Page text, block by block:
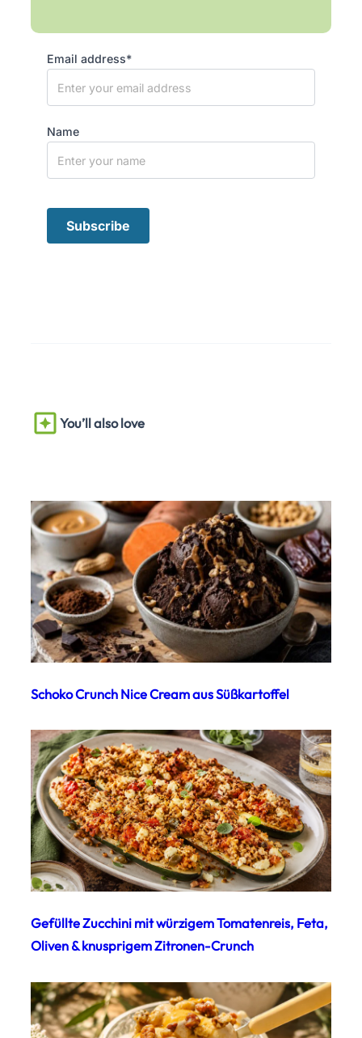
Email address*
Name
You’ll also love
Schoko Crunch Nice Cream aus Süßkartoffel
Gefüllte Zucchini mit würzigem Tomatenreis, Feta,
Oliven & knusprigem Zitronen-Crunch